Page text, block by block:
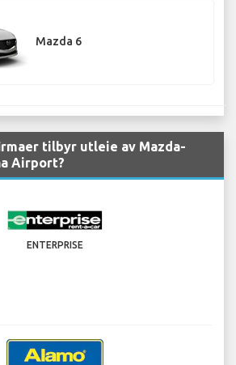
Mazda 6
tilbyr utleie av Mazda-
Airport?
ENTERPRISE